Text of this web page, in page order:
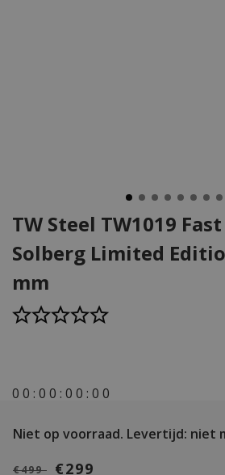
TW Steel TW1019
Solberg Limited
mm
0 0 : 0 0 : 0 0 : 0 0
Niet op voorraad. Levertijd: niet
€499 €299